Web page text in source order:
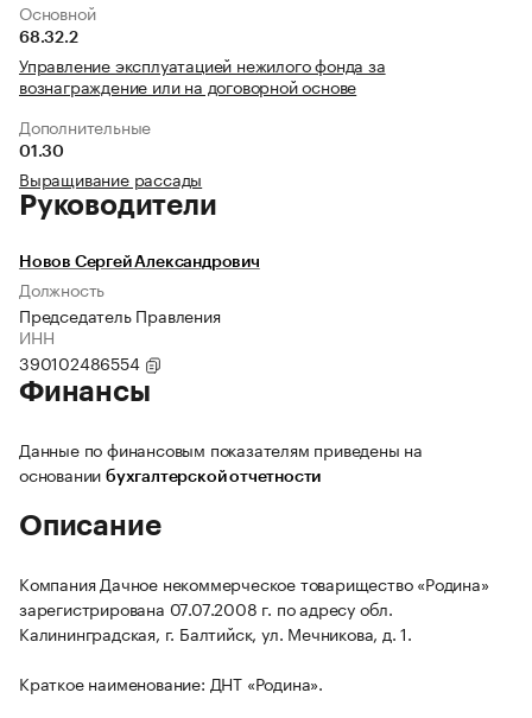
Основной
68.32.2
Управление эксплуатацией нежилого фонда за
вознаграждение или на договорной основе
Дополнительные
01.30
Выращивание рассады
Руководители
Новов Сергей Александрович
Должность
Председатель Правления
ИНН
390102486554
Финансы
Данные по финансовым показателям приведены на
основании бухгалтерской отчетности
Описание
Компания Дачное некоммерческое товарищество «Родина»
зарегистрирована 07.07.2008 г. по адресу обл.
Калининградская, г. Балтийск, ул. Мечникова, д. 1.
Краткое наименование: ДНТ «Родина».